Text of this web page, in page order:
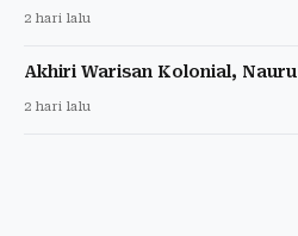
2 hari lalu
Akhiri Warisan Kolonial,
2 hari lalu